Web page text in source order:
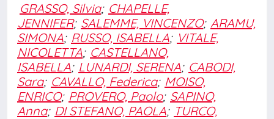
GRASSO, Silvia; CHAPELLE,
JENNIFER; SALEMME, VINCENZO; ARAMU,
SIMONA; RUSSO, ISABELLA; VITALE,
NICOLETTA; CASTELLANO,
ISABELLA; LUNARDI, SERENA; CABODI,
Sara; CAVALLO, Federica; MOISO,
ENRICO; PROVERO, Paolo; SAPINO,
Anna; DI STEFANO, PAOLA; TURCO,